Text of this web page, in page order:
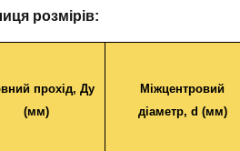
розмірів:
прохід, Ду
(мм)
Міжцентровий
діаметр, d (мм)